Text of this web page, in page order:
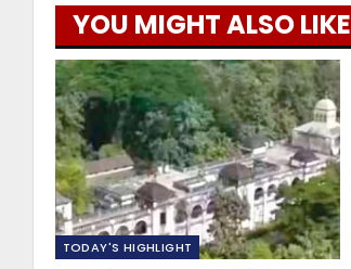
YOU MIGHT ALSO LIKE
TODAY'S HIGHLIGHT